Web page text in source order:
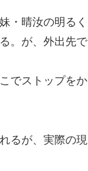
・晴汝の明るく
。が、外出先で
でストップをか
るが、実際の現